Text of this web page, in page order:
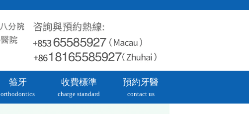
箍牙
orthodontics
收費標準
charge standard
預約牙醫
contact us